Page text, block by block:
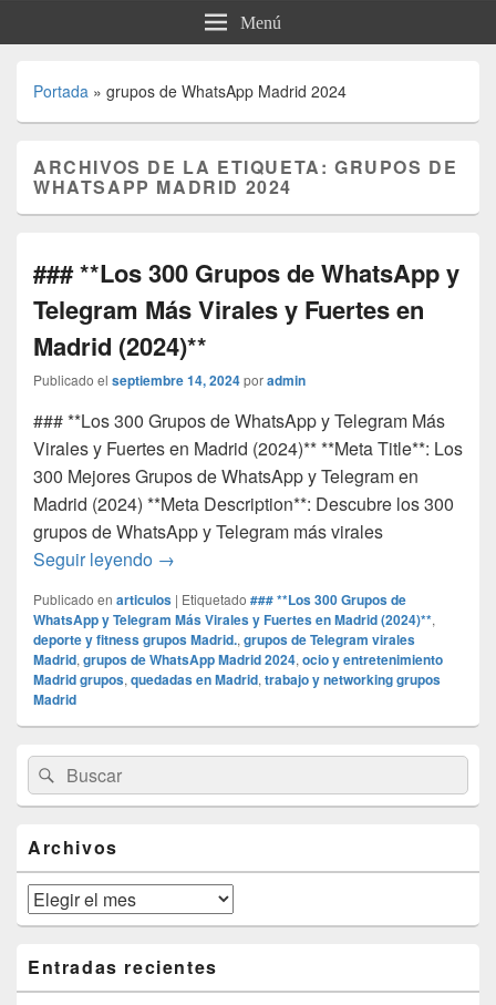
Menú
Portada » grupos de WhatsApp Madrid 2024
ARCHIVOS DE LA ETIQUETA:GRUPOS DE
WHATSAPP MADRID 2024
### **Los 300 Grupos de WhatsApp y
Telegram Más Virales y Fuertes en
Madrid (2024)**
Publicado el septiembre 14, 2024poradmin
### **Los 300 Grupos de WhatsApp y Telegram Más
Virales y Fuertes en Madrid (2024)** **Meta Title**: Los
300 Mejores Grupos de WhatsApp y Telegram en
Madrid (2024) **Meta Description**: Descubre los 300
grupos de WhatsApp y Telegram más virales
Seguir leyendo ### **Los 300 Grupos de WhatsApp y
→
Publicado en articulos | Etiquetado ### **Los 300 Grupos de
WhatsApp y Telegram Más Virales y Fuertes en Madrid (2024)**,
deporte y fitness grupos Madrid., grupos de Telegram virales
Madrid, grupos de WhatsApp Madrid 2024, ocio y entretenimiento
Madrid grupos, quedadas en Madrid, trabajo y networking grupos
Madrid
área
de
widget
lateral
primaria
Buscar
por:
Buscar
Archivos
Archivos
Entradas recientes